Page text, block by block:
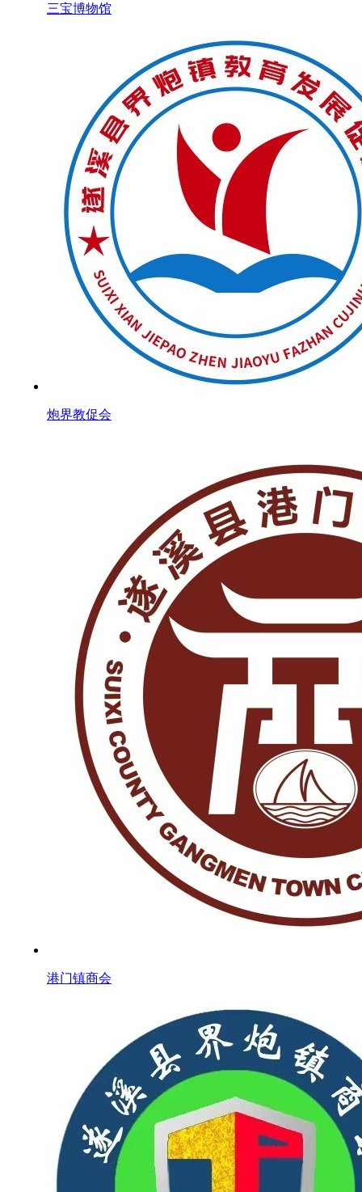
三宝博物馆
炮界教促会
港门镇商会